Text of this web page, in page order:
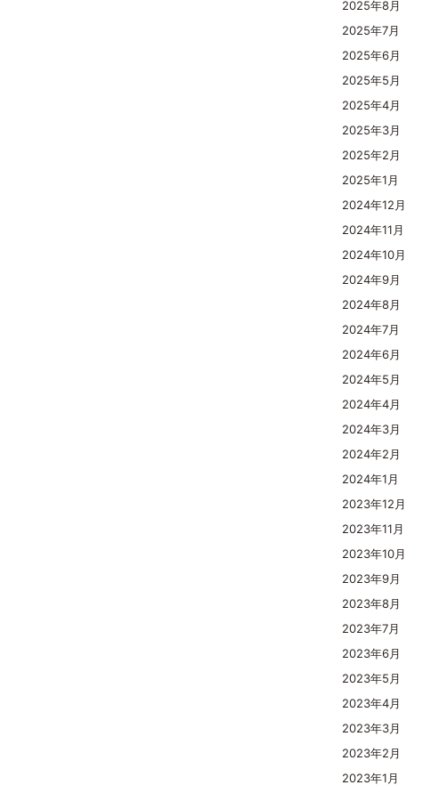
2025年8月
2025年7月
2025年6月
2025年5月
2025年4月
2025年3月
2025年2月
2025年1月
2024年12月
2024年11月
2024年10月
2024年9月
2024年8月
2024年7月
2024年6月
2024年5月
2024年4月
2024年3月
2024年2月
2024年1月
2023年12月
2023年11月
2023年10月
2023年9月
2023年8月
2023年7月
2023年6月
2023年5月
2023年4月
2023年3月
2023年2月
2023年1月